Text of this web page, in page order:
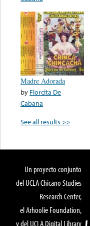
Madre Adorada
by Florcita De
Cabana
See all results >>
Un proyecto conjunto
del UCLA Chicano Studies
Research Center,
el Arhoolie Foundation,
y del UCLA Digital Library